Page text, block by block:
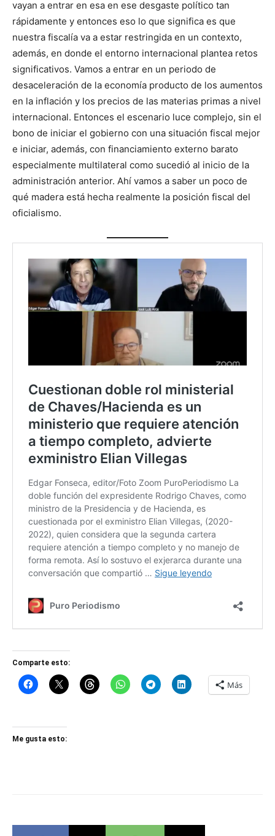
vayan a entrar en esa en ese desgaste polí­tico tan
rápidamente y entonces eso lo que significa es que
nuestra fiscalí­a va a estar restringida en un contexto,
además, en donde el entorno internacional plantea retos
significativos. Vamos a entrar en un periodo de
desaceleración de la economí­a producto de los aumentos
en la inflación y los precios de las materias primas a nivel
internacional. Entonces el escenario luce complejo, sin el
bono de iniciar el gobierno con una situación fiscal mejor
e iniciar, además, con financiamiento externo barato
especialmente multilateral como sucedió al inicio de la
administración anterior. Ahí vamos a saber un poco de
qué madera está hecha realmente la posición fiscal del
oficialismo.
Comparte esto:
Más
Me gusta esto: